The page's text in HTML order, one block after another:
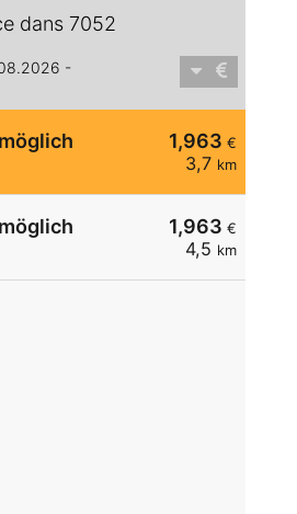
dans 7052
-
1,963 €
3,7 km
1,963 €
4,5 km